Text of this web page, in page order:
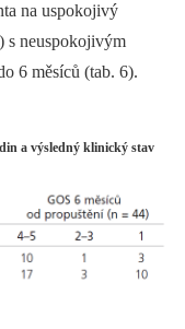
na uspokojivý
s neuspokojivým
6 měsíců (tab. 6).
a výsledný klinický stav